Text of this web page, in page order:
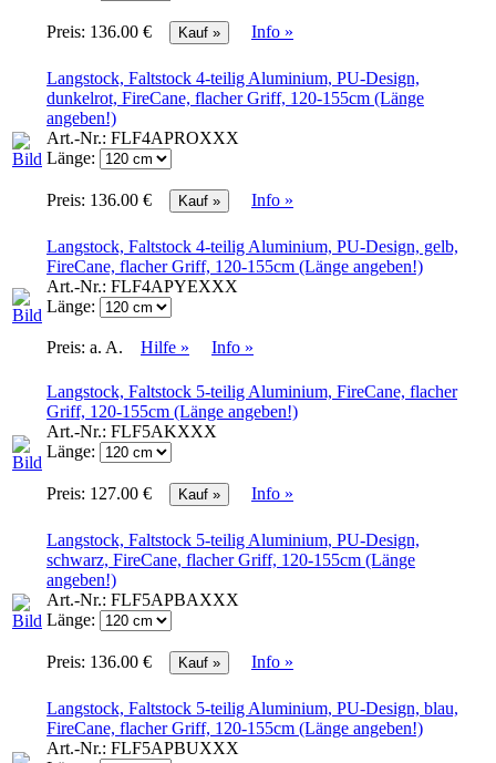
Preis: 136.00 € Info »
Langstock, Faltstock 4-teilig Aluminium, PU-Design,
dunkelrot, FireCane, flacher Griff, 120-155cm (Länge
angeben!)
Art.-Nr.: FLF4APROXXX
Länge:
Preis: 136.00 € Info »
Langstock, Faltstock 4-teilig Aluminium, PU-Design, gelb,
FireCane, flacher Griff, 120-155cm (Länge angeben!)
Art.-Nr.: FLF4APYEXXX
Länge:
Preis: a. A. Hilfe » Info »
Langstock, Faltstock 5-teilig Aluminium, FireCane, flacher
Griff, 120-155cm (Länge angeben!)
Art.-Nr.: FLF5AKXXX
Länge:
Preis: 127.00 € Info »
Langstock, Faltstock 5-teilig Aluminium, PU-Design,
schwarz, FireCane, flacher Griff, 120-155cm (Länge
angeben!)
Art.-Nr.: FLF5APBAXXX
Länge:
Preis: 136.00 € Info »
Langstock, Faltstock 5-teilig Aluminium, PU-Design, blau,
FireCane, flacher Griff, 120-155cm (Länge angeben!)
Art.-Nr.: FLF5APBUXXX